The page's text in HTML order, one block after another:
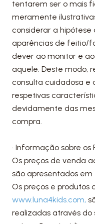
tentarem ser o mais
meramente
considerar a
aparências de feitio/
dever ao monitor e
aquele. Deste modo,
consulta cuidadosa e
respetivas
devidamente das
compra.
• Informação sobre os
Os preços de venda
são apresentados em
Os preços e produtos
www.luna4kids.com,
realizadas através